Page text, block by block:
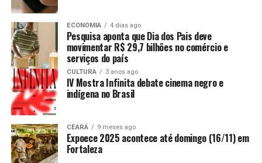
ECONOMIA 4 dias ago
Pesquisa aponta que Dia dos Pais deve
movimentar R$ 29,7 bilhões no comércio e
serviços do país
CULTURA 3 anos ago
IV Mostra Infinita debate cinema negro e
indígena no Brasil
CEARÁ 9 meses ago
Expoece 2025 acontece até domingo (16/11) em
Fortaleza